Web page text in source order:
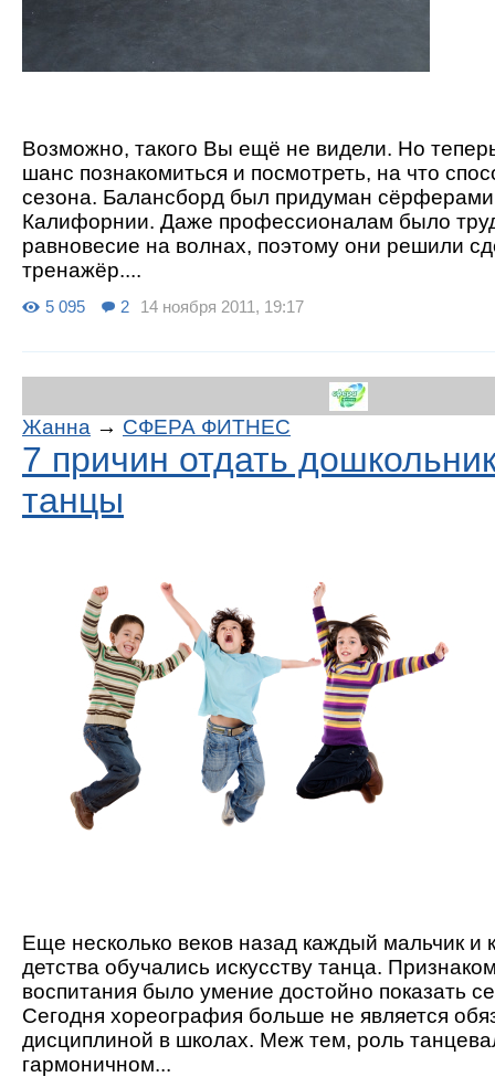
Возможно, такого Вы ещё не видели. Но
шанс познакомиться и посмотреть, на что
сезона. Балансборд был придуман
Калифорнии. Даже профессионалам было
равновесие на волнах, поэтому они решили
тренажёр....
5 095 2 14 ноября 2011, 19:17
Жанна → СФЕРА ФИТНЕС
7 причин отдать
танцы
Еще несколько веков назад каждый мальчик и
детства обучались искусству танца.
воспитания было умение достойно показать
Сегодня хореография больше не является
дисциплиной в школах. Меж тем, роль
гармоничном...